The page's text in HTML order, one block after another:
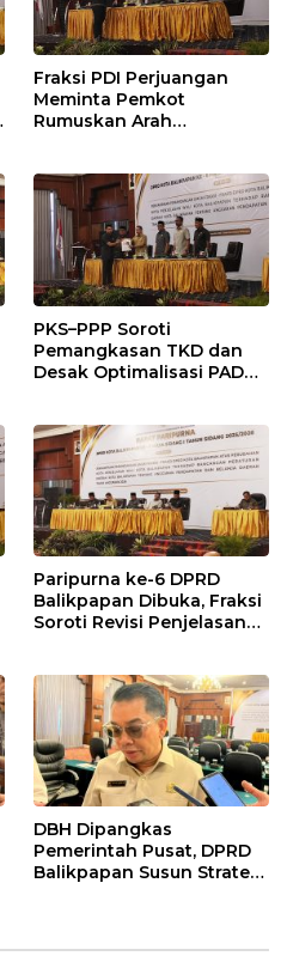
Fraksi PDI Perjuangan
Meminta Pemkot
Rumuskan Arah
Penyangga IKN
PKS–PPP Soroti
Pemangkasan TKD dan
Desak Optimalisasi PAD
Paripurna ke-6 DPRD
Balikpapan Dibuka, Fraksi
Soroti Revisi Penjelasan
DBH Dipangkas
Pemerintah Pusat, DPRD
Balikpapan Susun Strategi